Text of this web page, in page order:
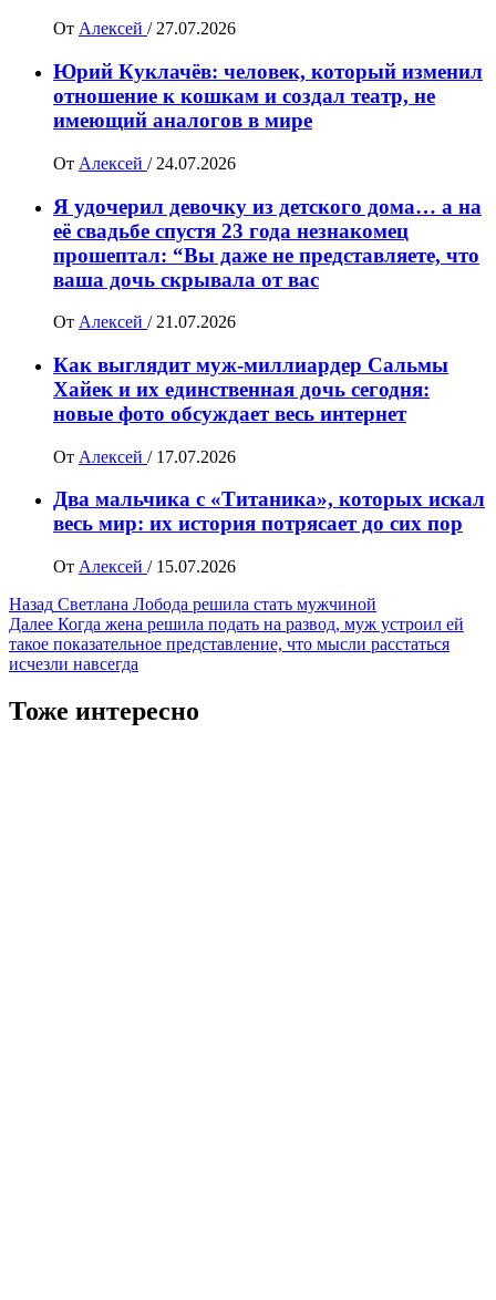
От Алексей / 27.07.2026
Юрий Куклачёв: человек, который изменил
отношение к кошкам и создал театр, не
имеющий аналогов в мире
От Алексей / 24.07.2026
Я удочерил девочку из детского дома… а на
её свадьбе спустя 23 года незнакомец
прошептал: “Вы даже не представляете, что
ваша дочь скрывала от вас
От Алексей / 21.07.2026
Как выглядит муж-миллиардер Сальмы
Хайек и их единственная дочь сегодня:
новые фото обсуждает весь интернет
От Алексей / 17.07.2026
Два мальчика с «Титаника», которых искал
весь мир: их история потрясает до сих пор
От Алексей / 15.07.2026
Навигация
записи
Назад Светлана Лобода решила стать мужчиной
Далее Когда жена решила подать на развод, муж устроил ей
такое показательное представление, что мысли расстаться
исчезли навсегда
Тоже интересно